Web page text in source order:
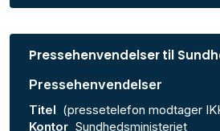
Pressehenvendelser til
Pressehenvendelser
Titel (pressetelefon modtager
Kontor Sundhedsministeriet